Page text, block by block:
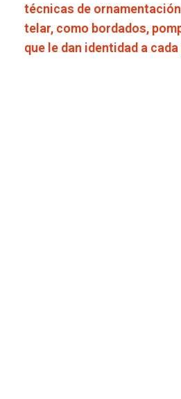
técnicas de
telar, como bordados,
que le dan identidad a